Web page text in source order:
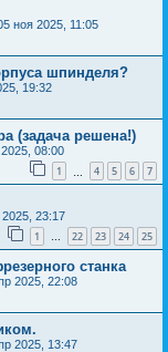
ноя 2025, 11:05
шпинделя?
19:32
(задача решена!)
08:00
1 4 5 6 7
23:17
1 … 22 23 24 25
станка
2025, 22:08
2025, 13:47